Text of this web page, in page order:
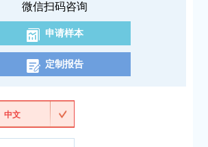
微信扫码咨询
申请样本
定制报告
中文